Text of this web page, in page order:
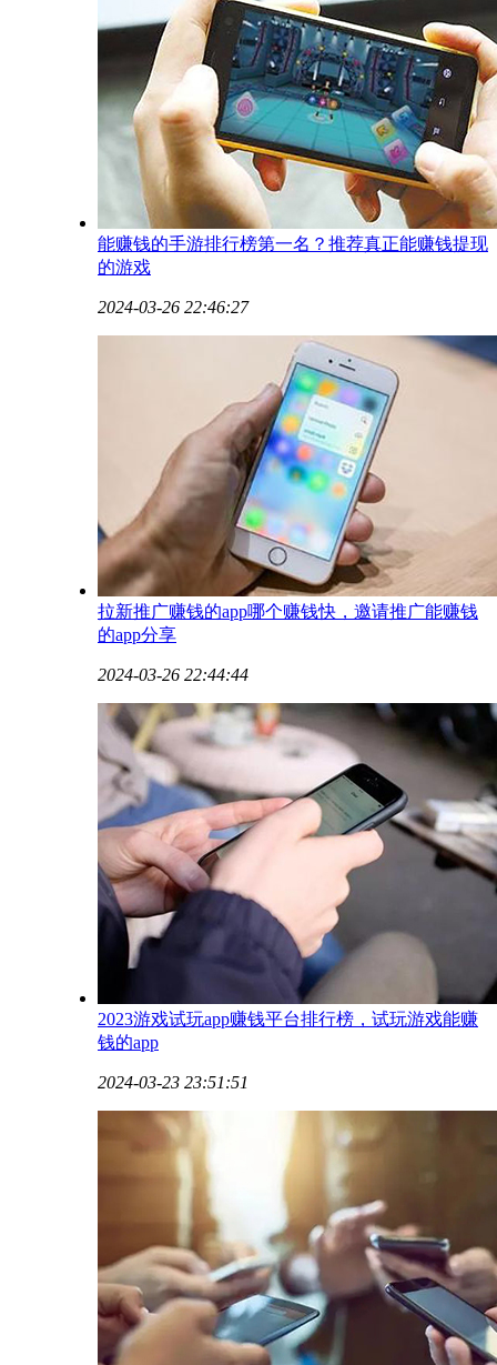
能赚钱的手游排行榜第一名？推荐真正能赚钱提现
的游戏
2024-03-26 22:46:27
​拉新推广赚钱的app哪个赚钱快，邀请推广能赚钱
的app分享
2024-03-26 22:44:44
2023游戏试玩app赚钱平台排行榜，试玩游戏能赚
钱的app
2024-03-23 23:51:51